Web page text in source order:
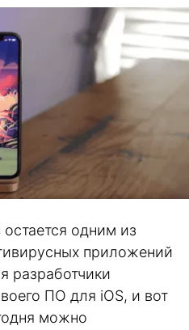
одним из
приложений
разработчики
ПО для iOS, и вот
можно